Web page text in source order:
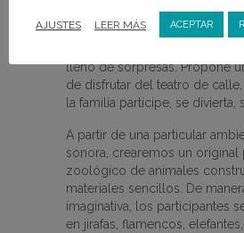
“ZOOZOOM” es un
lleno de sorpresas. Propone
de disfrutar del teatro de
la familia participe, se divierta,
A partir de una particular
sonora, crearemos un original
zoológico de animales
materiales sencillos. De
imaginativa, los participantes
en jirafas, flamencos,
AJUSTES LEER MÁS ACEPTAR